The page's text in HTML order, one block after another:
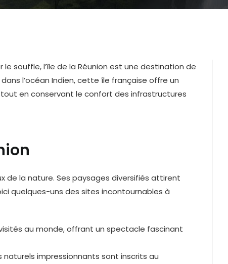
souffle, l’île de la Réunion est une destination de
l’océan Indien, cette île française offre un
en conservant le confort des infrastructures
de la nature. Ses paysages diversifiés attirent
quelques-uns des sites incontournables à
au monde, offrant un spectacle fascinant
naturels impressionnants sont inscrits au